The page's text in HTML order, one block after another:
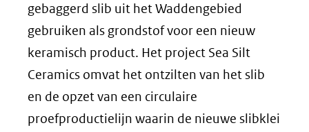
gebaggerd slib uit het Waddengebied
gebruiken als grondstof voor een nieuw
keramisch product. Het project Sea Silt
Ceramics omvat het ontzilten van het slib
en de opzet van een circulaire
proefproductielijn waarin de nieuwe slibklei